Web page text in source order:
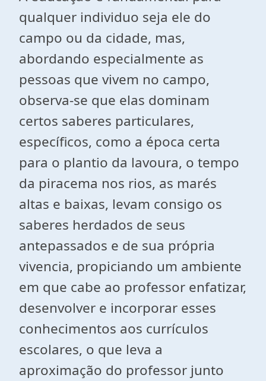
qualquer individuo seja ele do
campo ou da cidade, mas,
abordando especialmente as
pessoas que vivem no campo,
observa-se que elas dominam
certos saberes particulares,
específicos, como a época certa
para o plantio da lavoura, o tempo
da piracema nos rios, as marés
altas e baixas, levam consigo os
saberes herdados de seus
antepassados e de sua própria
vivencia, propiciando um ambiente
em que cabe ao professor enfatizar,
desenvolver e incorporar esses
conhecimentos aos currículos
escolares, o que leva a
aproximação do professor junto